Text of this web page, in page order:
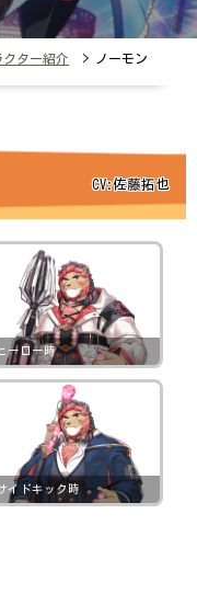
クター紹介 > ノーモン
CV:佐藤拓也
ヒーロー時
イドキック時